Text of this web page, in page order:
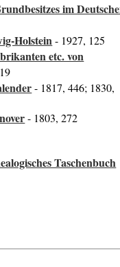
im
Holstein- 1927, 125
etc. von
- 1817, 446; 1830,
- 1803, 272
Taschenbuch